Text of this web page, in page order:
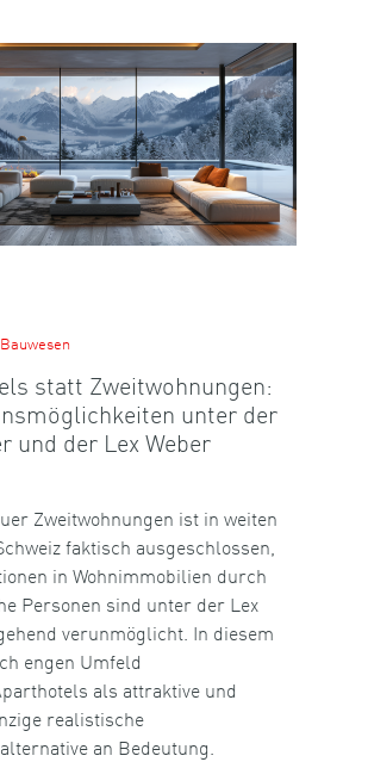
statt Zweitwohnungen:
unter der
und der Lex Weber
Zweitwohnungen ist in weiten
faktisch ausgeschlossen,
in Wohnimmobilien durch
Personen sind unter der Lex
verunmöglicht. In diesem
engen Umfeld
als attraktive und
realistische
an Bedeutung.